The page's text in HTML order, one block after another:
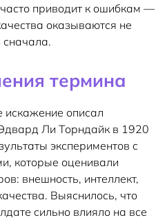
приводит к ошибкам —
оказываются не
сначала.
термина
искажение описал
Ли Торндайк в 1920
экспериментов с
которые оценивали
внешность, интеллект,
Выяснилось, что
сильно влияло на все